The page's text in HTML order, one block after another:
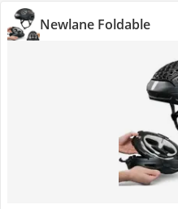
Newlane Foldable